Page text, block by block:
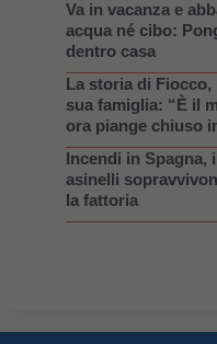
Va in vacanza e
acqua né cibo:
dentro casa
La storia di
sua famiglia: “È il
ora piange chiuso
Incendi in Spagna,
asinelli
la fattoria